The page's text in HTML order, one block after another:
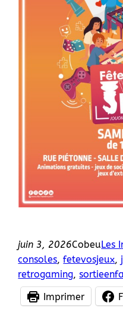
juin 3, 2026Cobeu Les
consoles, fetevosjeux,
retrogaming,
Imprimer